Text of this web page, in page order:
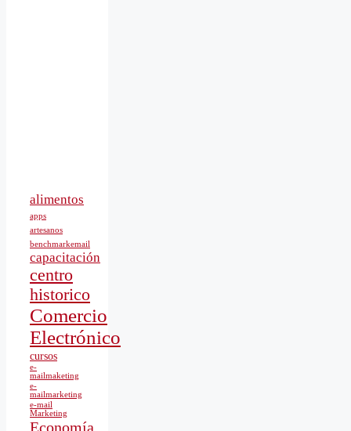
alimentos
apps
artesanos
benchmarkemail
capacitación
centro
historico
Comercio
Electrónico
cursos
e-
mailmaketing
e-
mailmarketing
e-mail
Marketing
Economía